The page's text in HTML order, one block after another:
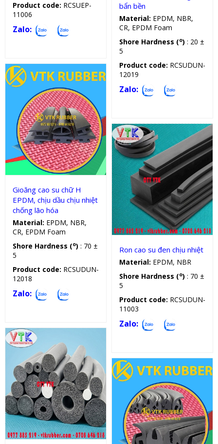
Product code: RCSUEP-
11006
Zalo:
bẩn bền
Material: EPDM, NBR,
CR, EPDM Foam
Shore Hardness (o) : 20 ±
5
Product code: RCSUDUN-
12019
Zalo:
Gioăng silicon, cao su chữ H
Gioăng cao su chữ H
EPDM, chịu dầu chịu nhiệt
chống lão hóa
Material: EPDM, NBR,
CR, EPDM Foam
Shore Hardness (o) : 70 ±
5
Product code: RCSUDUN-
12018
Zalo:
Sản phẩm kỹ thuật
Ron cao su đen chịu nhiệt
Material: EPDM, NBR
Shore Hardness (o) : 70 ±
5
Product code: RCSUDUN-
11003
Zalo:
Dây cao su tròn
Gioăng silicon, cao su chữ H